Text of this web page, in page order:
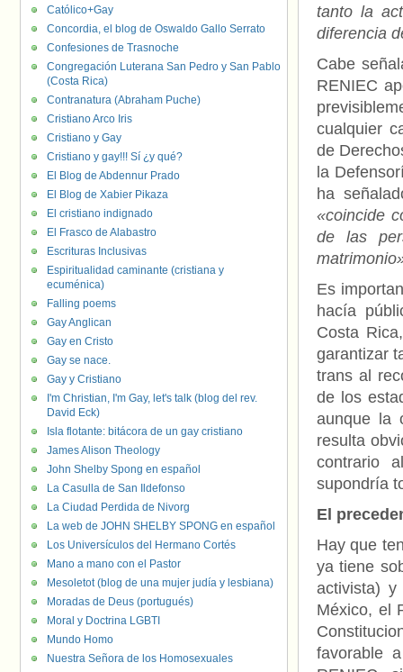
tanto la
diferencia
Cabe
RENIEC
cualquier
de
la
ha
«coincide
de las
Es
hacía
Costa
garantizar
trans al
de los
aunque la
resulta
contrario
supondría
El
Hay que
ya tiene
activista) y
México, el
favorable
Católico+Gay
Concordia, el blog de Oswaldo Gallo Serrato
Confesiones de Trasnoche
Congregación Luterana San Pedro y San Pablo
(Costa Rica)
Contranatura (Abraham Puche)
Cristiano Arco Iris
Cristiano y Gay
Cristiano y gay!!! Sí ¿y qué?
El Blog de Abdennur Prado
El Blog de Xabier Pikaza
El cristiano indignado
El Frasco de Alabastro
Escrituras Inclusivas
Espiritualidad caminante (cristiana y
ecuménica)
Falling poems
Gay Anglican
Gay en Cristo
Gay se nace.
Gay y Cristiano
I'm Christian, I'm Gay, let's talk (blog del rev.
David Eck)
Isla flotante: bitácora de un gay cristiano
James Alison Theology
John Shelby Spong en español
La Casulla de San Ildefonso
La Ciudad Perdida de Nivorg
La web de JOHN SHELBY SPONG en español
Los Universículos del Hermano Cortés
Mano a mano con el Pastor
Mesoletot (blog de una mujer judía y lesbiana)
Moradas de Deus (portugués)
Moral y Doctrina LGBTI
Mundo Homo
Nuestra Señora de los Homosexuales